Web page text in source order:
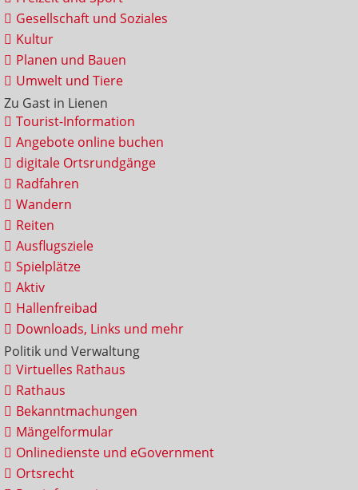
Gesellschaft und Soziales
Kultur
Planen und Bauen
Umwelt und Tiere
Zu Gast in Lienen
Tourist-Information
Angebote online buchen
digitale Ortsrundgänge
Radfahren
Wandern
Reiten
Ausflugsziele
Spielplätze
Aktiv
Hallenfreibad
Downloads, Links und mehr
Politik und Verwaltung
Virtuelles Rathaus
Rathaus
Bekanntmachungen
Mängelformular
Onlinedienste und eGovernment
Ortsrecht